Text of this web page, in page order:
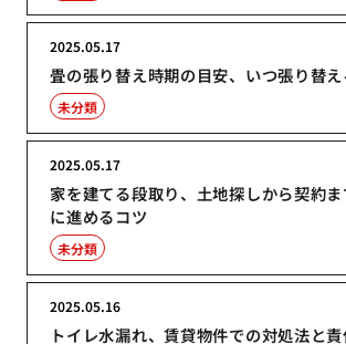
畳の張り替え時期の目安、いつ張り替え
2025.05.17
未分類
家を建てる段取り、土地探しから契約
に進めるコツ
2025.05.17
未分類
トイレ水漏れ、賃貸物件での対処法と
2025.05.16